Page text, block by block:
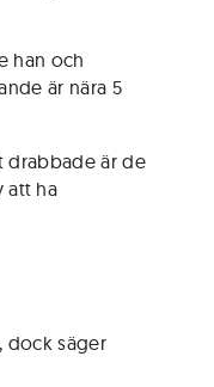
han och
är nära 5
drabbade är de
att ha
dock säger